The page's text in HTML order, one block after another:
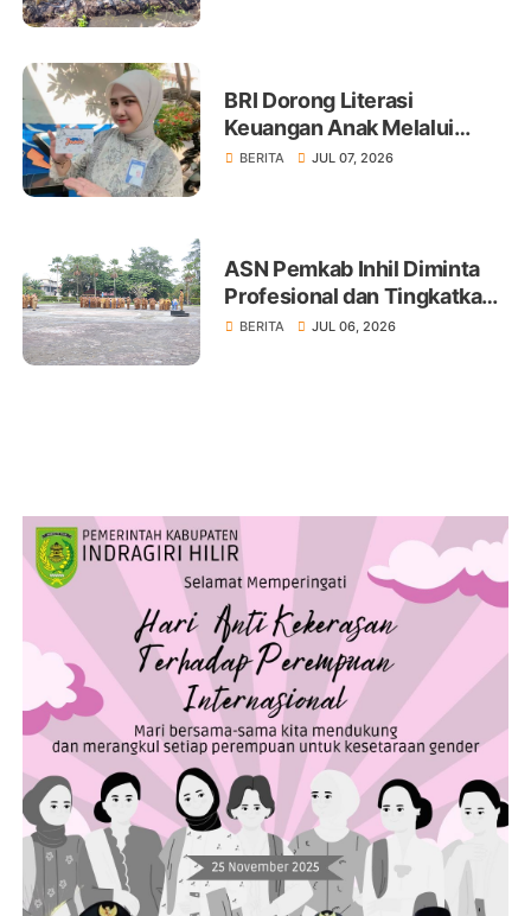
BRI Dorong Literasi
Keuangan Anak Melalui
Produk BritAma Junio
BERITA JUL 07, 2026
ASN Pemkab Inhil Diminta
Profesional dan Tingkatkan
Pelayanan Publik
BERITA JUL 06, 2026